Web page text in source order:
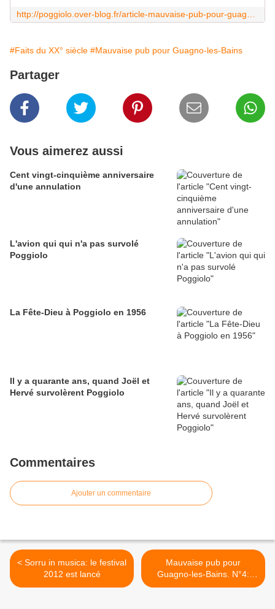
#Faits du XX° siècle #Mauvaise pub pour Guagno-les-Bains
Partager
Vous aimerez aussi
Cent vingt-cinquième anniversaire
d'une annulation
L'avion qui qui n'a pas survolé
Poggiolo
La Fête-Dieu à Poggiolo en 1956
Il y a quarante ans, quand Joël et
Hervé survolèrent Poggiolo
Commentaires
Ajouter un commentaire
< Sorru in musica: le festival
2012 est lancé
Mauvaise pub pour
Guagno-les-Bains. N°4:
Corse ou Far West? >